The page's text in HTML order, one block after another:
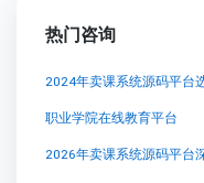
热门咨询
2024年卖课系统源码平台
职业学院在线教育平台